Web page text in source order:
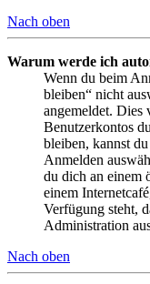
Nach oben
Warum werde ich
Wenn du beim
bleiben“ nicht
angemeldet. Dies
Benutzerkontos
bleiben, kannst
Anmelden
du dich an einem
einem
Verfügung steht,
Administration
Nach oben